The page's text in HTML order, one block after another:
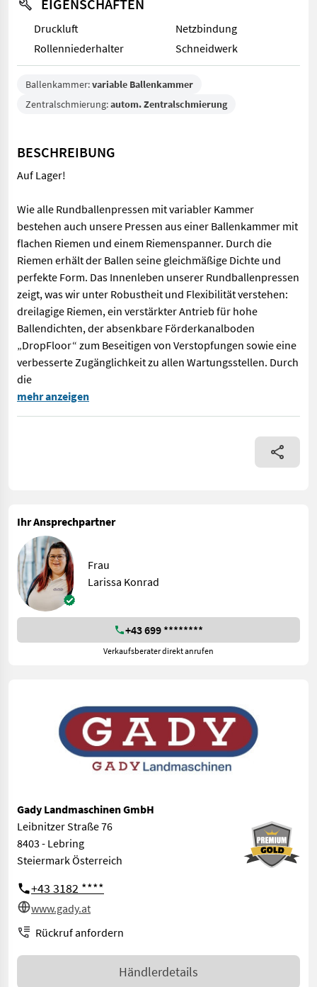
EIGENSCHAFTEN
Druckluft
Netzbindung
Rollenniederhalter
Schneidwerk
Ballenkammer:variable Ballenkammer
Zentralschmierung:autom. Zentralschmierung
BESCHREIBUNG
Auf Lager!
Wie alle Rundballenpressen mit variabler Kammer
bestehen auch unsere Pressen aus einer Ballenkammer mit
flachen Riemen und einem Riemenspanner. Durch die
Riemen erhält der Ballen seine gleichmäßige Dichte und
perfekte Form. Das Innenleben unserer Rundballenpressen
zeigt, was wir unter Robustheit und Flexibilität verstehen:
dreilagige Riemen, ein verstärkter Antrieb für hohe
Ballendichten, der absenkbare Förderkanalboden
„DropFloor“ zum Beseitigen von Verstopfungen sowie eine
verbesserte Zugänglichkeit zu allen Wartungsstellen. Durch
die
Auf Lager! Wie alle Rundballenpressen mit variabler Kammer
mehr anzeigen
Ihr Ansprechpartner
Frau
Larissa Konrad
+43 699 ********
Verkaufsberater direkt anrufen
Gady Landmaschinen GmbH
Leibnitzer Straße 76
8403 - Lebring
Steiermark Österreich
+43 3182 ****
www.gady.at
Rückruf anfordern
Händlerdetails